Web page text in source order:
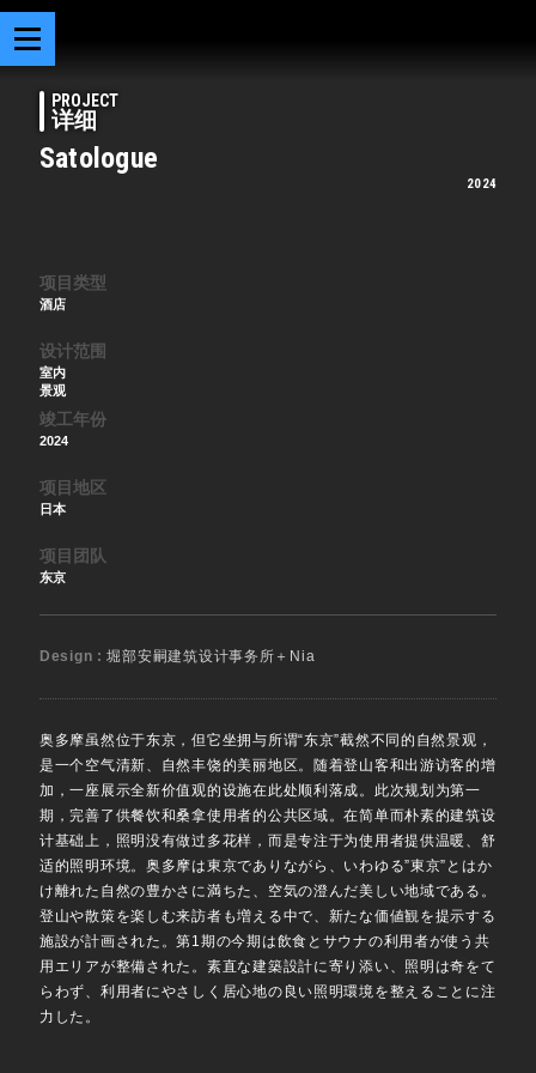
PROJECT
详细
Satologue
2024
项目类型
酒店
设计范围
室内
景观
竣工年份
2024
项目地区
日本
项目团队
东京
Design :堀部安嗣建筑设计事务所＋Nia
奥多摩虽然位于东京，但它坐拥与所谓“东京”截然不同的自然景观，
是一个空气清新、自然丰饶的美丽地区。随着登山客和出游访客的增
加，一座展示全新价值观的设施在此处顺利落成。此次规划为第一
期，完善了供餐饮和桑拿使用者的公共区域。在简单而朴素的建筑设
计基础上，照明没有做过多花样，而是专注于为使用者提供温暖、舒
适的照明环境。奥多摩は東京でありながら、いわゆる”東京”とはか
け離れた自然の豊かさに満ちた、空気の澄んだ美しい地域である。
登山や散策を楽しむ来訪者も増える中で、新たな価値観を提示する
施設が計画された。第1期の今期は飲食とサウナの利用者が使う共
用エリアが整備された。素直な建築設計に寄り添い、照明は奇をて
らわず、利用者にやさしく居心地の良い照明環境を整えることに注
力した。